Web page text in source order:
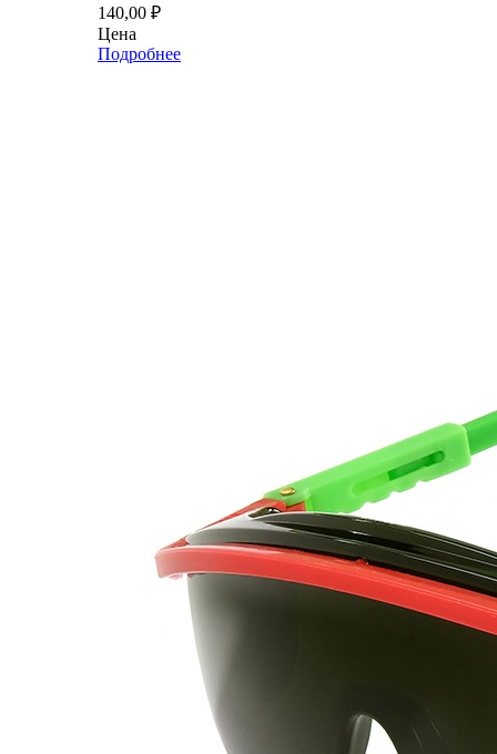
140,00 ₽
Цена
Подробнее